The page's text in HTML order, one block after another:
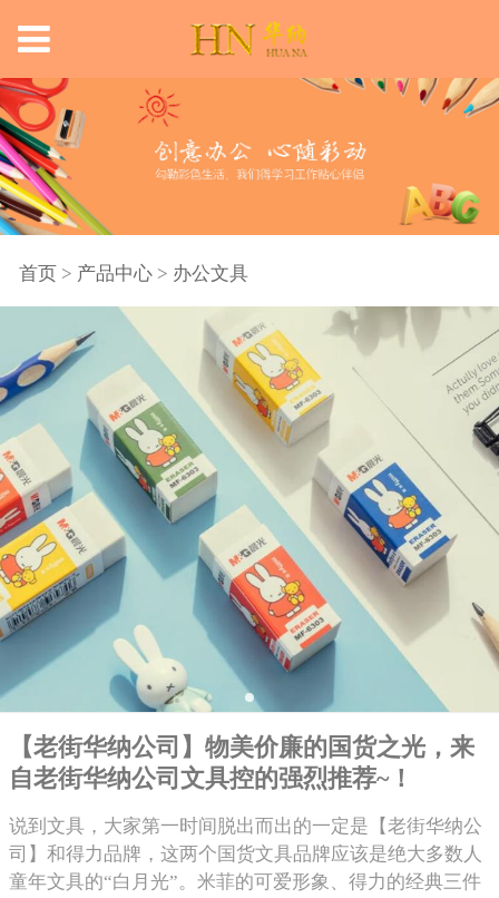
首页> 产品中心> 办公文具
【老街华纳公司】物美价廉的国货之光，来
自老街华纳公司文具控的强烈推荐~！
说到文具，大家第一时间脱出而出的一定是【老街华纳公
司】和得力品牌，这两个国货文具品牌应该是绝大多数人
童年文具的“白月光”。米菲的可爱形象、得力的经典三件